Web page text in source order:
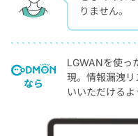
りません。
なら
LGWANを使っ
現。情報漏洩
いいただけるよ